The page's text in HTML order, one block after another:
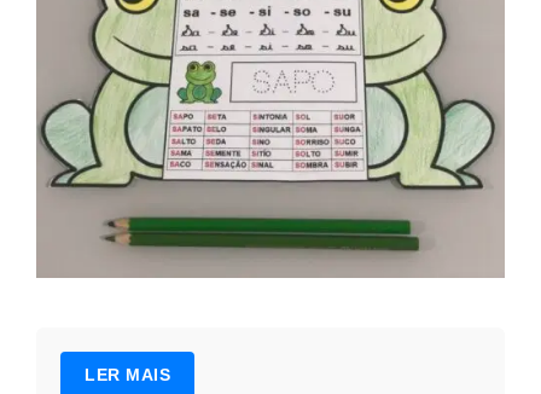
LER MAIS